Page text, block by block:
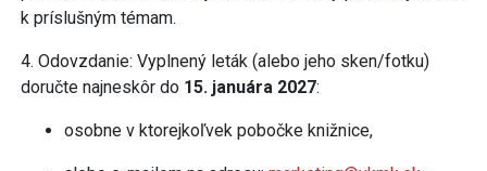
k príslušným témam.
4. Odovzdanie: Vyplnený leták (alebo jeho sken/fotku)
doručte najneskôr do 15. januára 2027:
osobne v ktorejkoľvek pobočke knižnice,